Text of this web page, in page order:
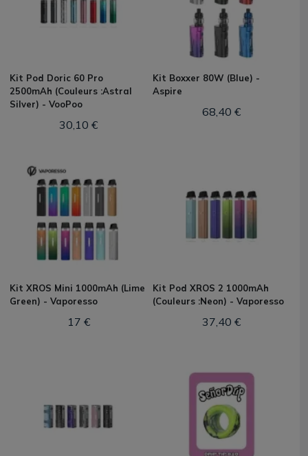
Kit Pod Doric 60 Pro
2500mAh (Couleurs :Astral
Silver) - VooPoo
30,10 €
Kit Boxxer 80W (Blue) -
Aspire
68,40 €
Kit XROS Mini 1000mAh (Lime
Green) - Vaporesso
17 €
Kit Pod XROS 2 1000mAh
(Couleurs :Neon) - Vaporesso
37,40 €